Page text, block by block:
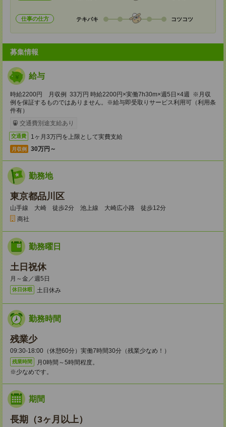
仕事の仕方 テキパキ コツコツ
募集情報
給与
時給2200円 月収例 33万円 時給2200円×実働7h30m×週5日×4週 ※月収
例を保証するものではありません。※給与即受取りサービス利用可（利用条
件有）
交通費別途支給あり
交通費 1ヶ月3万円を上限として実費支給
月収例 30万円～
勤務地
東京都品川区
山手線 大崎 徒歩2分 池上線 大崎広小路 徒歩12分
商社
勤務曜日
土日祝休
月～金／週5日
休日休暇 土日休み
勤務時間
残業少
09:30-18:00（休憩60分）実働7時間30分（残業少なめ！）
残業時間
月0時間～5時間程度。
※少なめです。
期間
長期（3ヶ月以上）